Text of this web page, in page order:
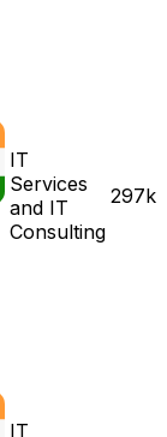
IT
Services
and IT
Consulting
297k
IT